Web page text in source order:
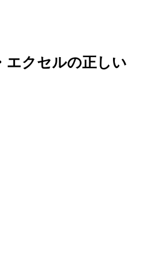
エクセルの正しい